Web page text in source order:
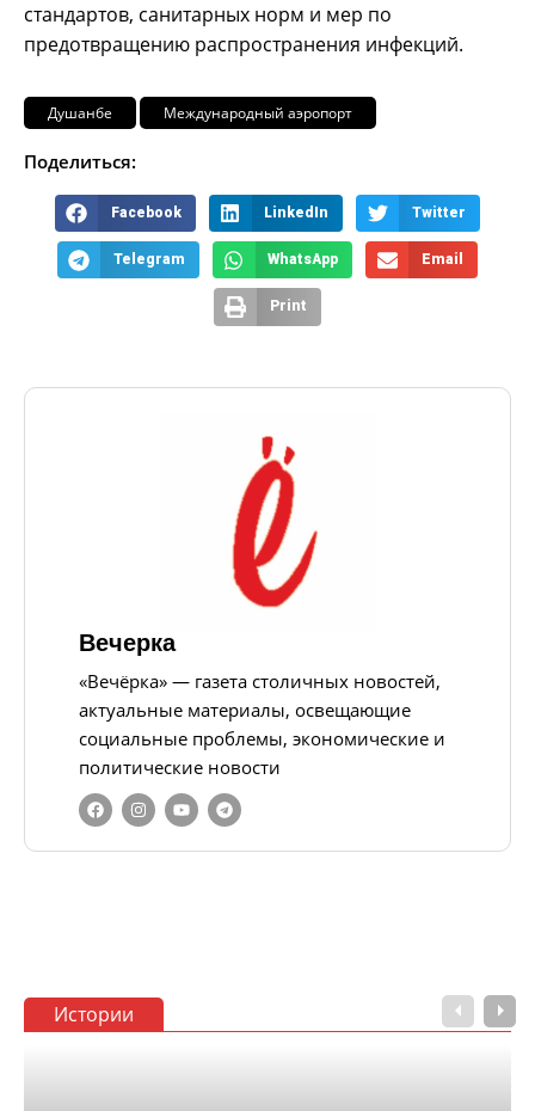
стандартов, санитарных норм и мер по
предотвращению распространения инфекций.
Душанбе Международный аэропорт
Поделиться:
Facebook LinkedIn Twitter
Telegram WhatsApp Email
Print
Вечерка
«Вечёрка» — газета столичных новостей,
актуальные материалы, освещающие
социальные проблемы, экономические и
политические новости
Истории